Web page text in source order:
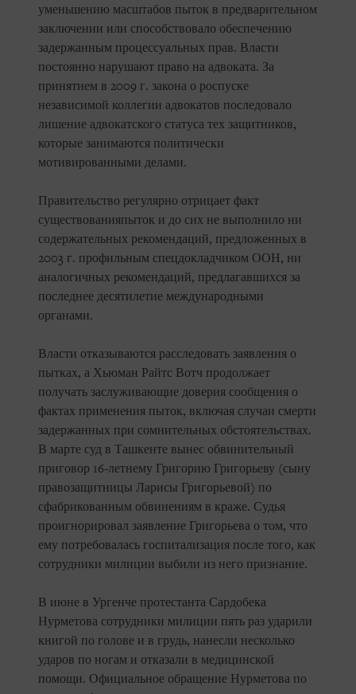
уменьшению масштабов пыток в предварительном
заключении или способствовало обеспечению
задержанным процессуальных прав. Власти
постоянно нарушают право на адвоката. За
принятием в 2009 г. закона о роспуске
независимой коллегии адвокатов последовало
лишение адвокатского статуса тех защитников,
которые занимаются политически
мотивированными делами.
Правительство регулярно отрицает факт
существованияпыток и до сих не выполнило ни
содержательных рекомендаций, предложенных в
2003 г. профильным спецдокладчиком ООН, ни
аналогичных рекомендаций, предлагавшихся за
последнее десятилетие международными
органами.
Власти отказываются расследовать заявления о
пытках, а Хьюман Райтс Вотч продолжает
получать заслуживающие доверия сообщения о
фактах применения пыток, включая случаи смерти
задержанных при сомнительных обстоятельствах.
В марте суд в Ташкенте вынес обвинительный
приговор 16-летнему Григорию Григорьеву (сыну
правозащитницы Ларисы Григорьевой) по
сфабрикованным обвинениям в краже. Судья
проигнорировал заявление Григорьева о том, что
ему потребовалась госпитализация после того, как
сотрудники милиции выбили из него признание.
В июне в Ургенче протестанта Сардобека
Нурметова сотрудники милиции пять раз ударили
книгой по голове и в грудь, нанесли несколько
ударов по ногам и отказали в медицинской
помощи. Официальное обращение Нурметова по